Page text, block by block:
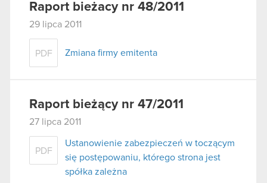
Raport bieżacy nr 48/2011
29 lipca 2011
PDF Zmiana firmy emitenta
Raport bieżący nr 47/2011
27 lipca 2011
PDF
Ustanowienie zabezpieczeń w toczącym
się postępowaniu, którego strona jest
spółka zależna